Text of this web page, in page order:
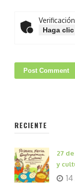
Haga
RECIENTE
27
y